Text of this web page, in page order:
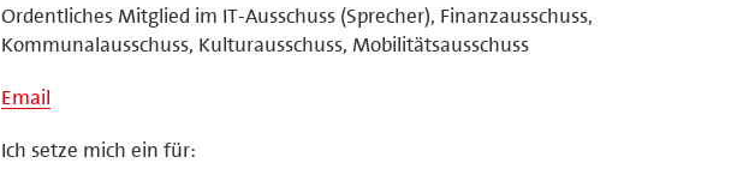
Ordentliches Mitglied im IT-Ausschuss (Sprecher), Finanzausschuss,
Kommunalausschuss, Kulturausschuss, Mobilitätsausschuss
Email
Ich setze mich ein für: